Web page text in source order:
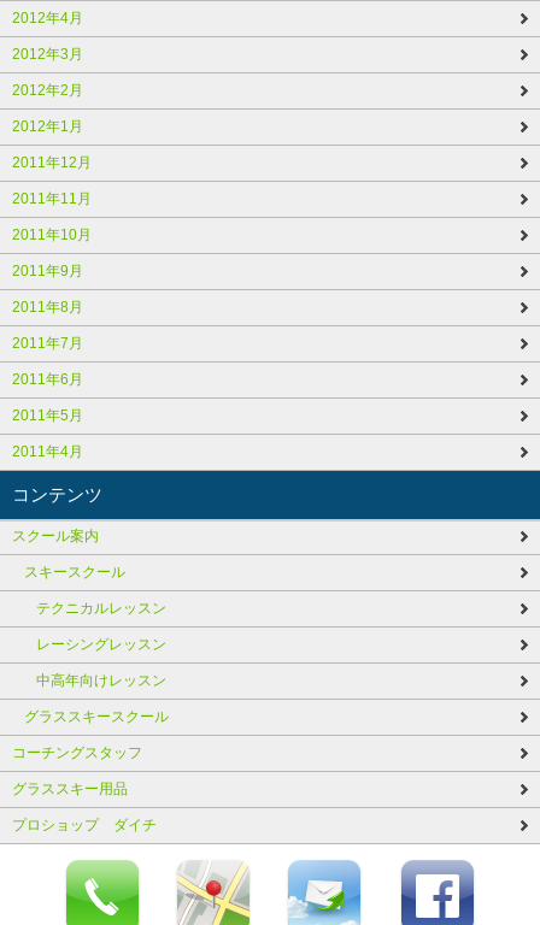
2012年4月
2012年3月
2012年2月
2012年1月
2011年12月
2011年11月
2011年10月
2011年9月
2011年8月
2011年7月
2011年6月
2011年5月
2011年4月
コンテンツ
スクール案内
スキースクール
テクニカルレッスン
レーシングレッスン
中高年向けレッスン
グラススキースクール
コーチングスタッフ
グラススキー用品
プロショップ ダイチ